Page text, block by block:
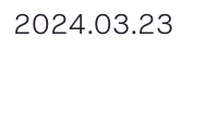
2024.03.23